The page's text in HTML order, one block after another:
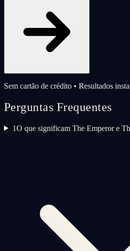
Sem cartão de crédito • Resultados
Perguntas Frequentes
1O que significam The Emperor e